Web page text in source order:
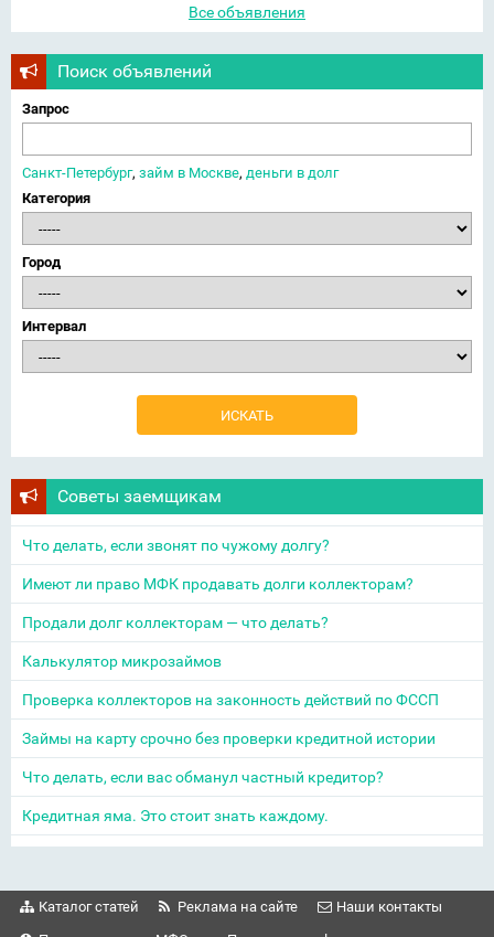
Все объявления
Поиск объявлений
Запрос
Санкт-Петербург, займ в Москве, деньги в долг
Категория
Город
Интервал
Советы заемщикам
Что делать, если звонят по чужому долгу?
Имеют ли право МФК продавать долги коллекторам?
Продали долг коллекторам — что делать?
Калькулятор микрозаймов
Проверка коллекторов на законность действий по ФССП
Займы на карту срочно без проверки кредитной истории
Что делать, если вас обманул частный кредитор?
Кредитная яма. Это стоит знать каждому.
Каталог статей Реклама на сайте
Наши контакты